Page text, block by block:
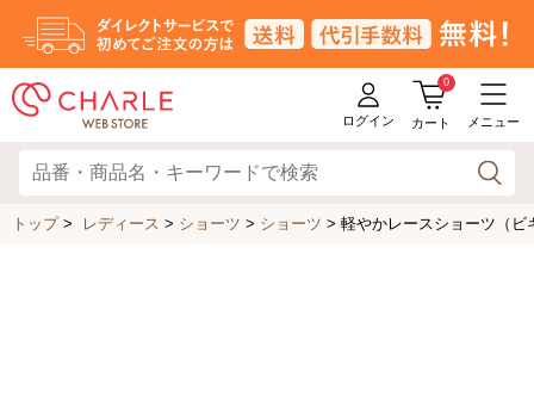
ログイン
0
カート メニュー
トップ> レディース > ショーツ > ショーツ > 軽やかレースショーツ（